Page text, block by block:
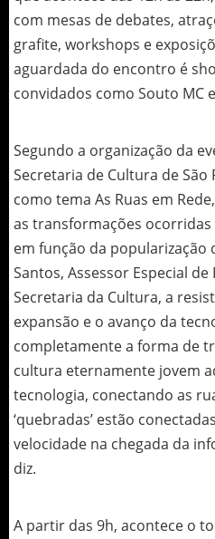
com mesas de debates,
grafite, workshops e
aguardada do encontro é
convidados como Souto MC
Segundo a organização da
Secretaria de Cultura de São
como tema As Ruas em
as transformações
em função da popularização
Santos, Assessor Especial
Secretaria da Cultura, a
expansão e o avanço da
completamente a forma de
cultura eternamente jovem
tecnologia, conectando as
‘quebradas’ estão
velocidade na chegada da
diz.
A partir das 9h, acontece o